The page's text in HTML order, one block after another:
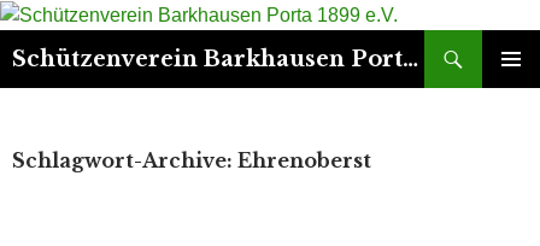
Schützenverein Barkhausen Porta 1899 e.V.
Suchen
Schlagwort-Archive: Ehrenoberst